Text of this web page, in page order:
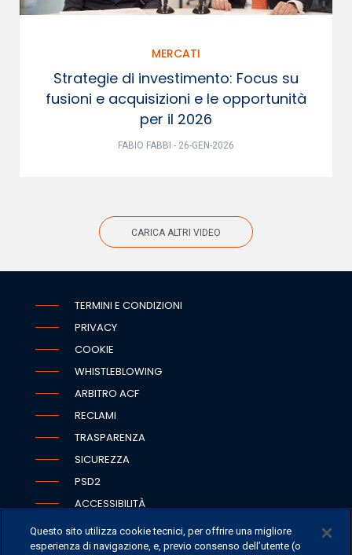
MERCATI
Strategie di investimento: Focus su
fusioni e acquisizioni e le opportunità
per il 2026
FABIO FABBI - 26-GEN-2026
CARICA ALTRI VIDEO
TERMINI E CONDIZIONI
PRIVACY
COOKIE
WHISTLEBLOWING
ARBITRO ACF
RECLAMI
TRASPARENZA
SICUREZZA
PSD2
ACCESSIBILITÀ
Questo sito utilizza cookie tecnici, per offrire una migliore
esperienza di navigazione, e, previo consenso dell’utente (o